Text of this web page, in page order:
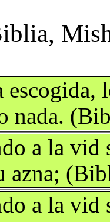
escogida,
nada.
a la
azna;
a la